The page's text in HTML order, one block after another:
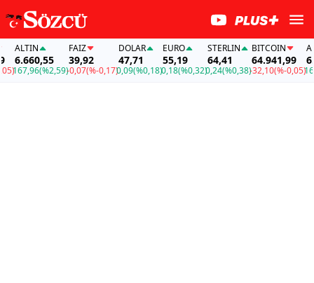
ALTIN
6.660,55
167,96(%2,59)
FAİZ
39,92
-0,07(%-0,17)
DOLAR
47,71
0,09(%0,18)
EURO
55,19
0,18(%0,32)
STERLIN
64,41
0,24(%0,38)
BITCOIN
64.941,99
-32,10(%-0,05)